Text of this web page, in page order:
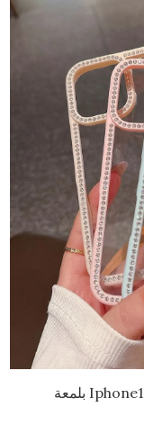
Wholesale غطاء حماية للهاتف المحمول Iphone17 بلمعة